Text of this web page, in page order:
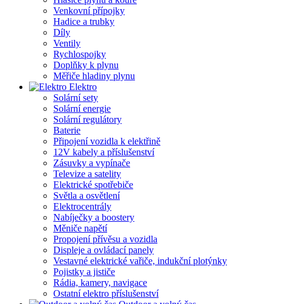
Venkovní přípojky
Hadice a trubky
Díly
Ventily
Rychlospojky
Doplňky k plynu
Měřiče hladiny plynu
Elektro
Solární sety
Solární energie
Solární regulátory
Baterie
Připojení vozidla k elektřině
12V kabely a příslušenství
Zásuvky a vypínače
Televize a satelity
Elektrické spotřebiče
Světla a osvětlení
Elektrocentrály
Nabíječky a boostery
Měniče napětí
Propojení přívěsu a vozidla
Displeje a ovládací panely
Vestavné elektrické vařiče, indukční plotýnky
Pojistky a jističe
Rádia, kamery, navigace
Ostatní elektro příslušenství